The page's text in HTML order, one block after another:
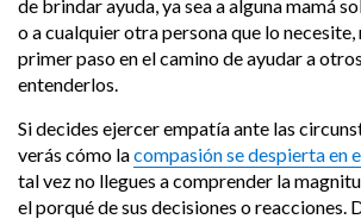
de brindar ayuda, ya sea a alguna mamá
o a cualquier otra persona que lo necesite,
primer paso en el camino de ayudar a
entenderlos.
Si decides ejercer empatía ante las
verás cómo lacompasión se despierta en
tal vez no llegues a comprender la
el porqué de sus decisiones o reacciones.